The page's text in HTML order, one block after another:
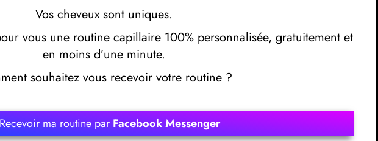
niveau de
des plus
la
vous ne savez
se fera une
coiffure
Vos cheveux sont uniques.
vous une routine capillaire 100% personnalisée, gratuitement et
en moins d’une minute.
souhaitez vous recevoir votre routine ?
ma routine parFacebook Messenger